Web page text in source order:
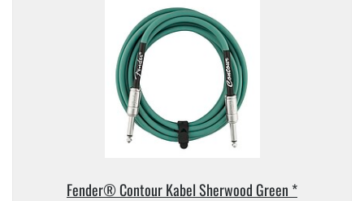
Fender® Contour Kabel Sherwood Green *